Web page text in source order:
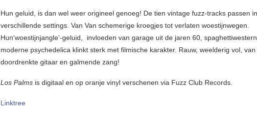
Hun geluid, is dan wel weer origineel genoeg! De tien vintage fuzz-tracks passen in
verschillende settings. Van Van schemerige kroegjes tot verlaten woestijnwegen.
Hun‘woestijnjangle’-geluid, invloeden van garage uit de jaren 60,
moderne psychedelica klinkt sterk met filmische karakter. Rauw, weelderig vol,
doordrenkte gitaar en galmende zang!
Los Palms is digitaal en op oranje vinyl verschenen via Fuzz Club Records.
Linktree